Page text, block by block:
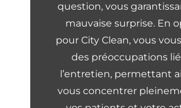
question, vous
mauvaise surprise. En
pour City Clean, vous
des préoccupations
l’entretien, permettant
vous concentrer